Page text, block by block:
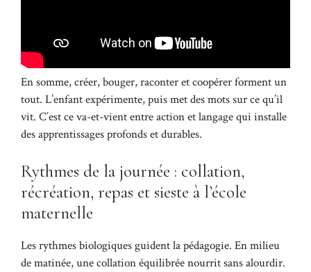
En somme, créer, bouger, raconter et coopérer forment un
tout. L’enfant expérimente, puis met des mots sur ce qu’il
vit. C’est ce va-et-vient entre action et langage qui installe
des apprentissages profonds et durables.
Rythmes de la journée : collation,
récréation, repas et sieste à l’école
maternelle
Les rythmes biologiques guident la pédagogie. En milieu
de matinée, une collation équilibrée nourrit sans alourdir.